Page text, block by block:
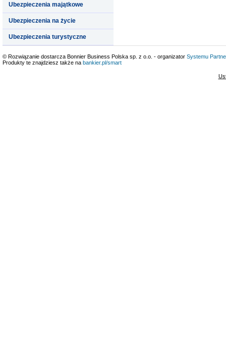
Ubezpieczenia majątkowe
Ubezpieczenia na życie
Ubezpieczenia turystyczne
© Rozwiązanie dostarcza Bonnier Business Polska sp. z o.o. - organizator Systemu
Produkty te znajdziesz także na bankier.pl/smart